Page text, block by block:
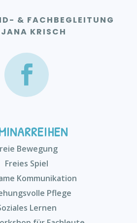
& FACHBEGLEITUNG
KRISCH
Bewegung
Freies Spiel
Kommunikation
Pflege
Lernen